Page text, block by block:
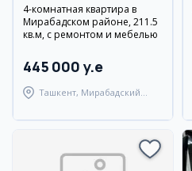
4-комнатная квартира в
Мирабадском районе, 211.5
кв.м, с ремонтом и мебелью
445 000 y.e
Ташкент, Мирабадский